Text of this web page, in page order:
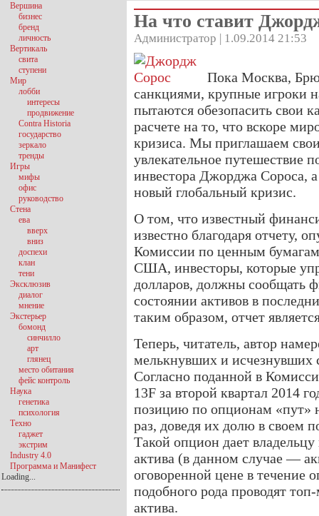
На что ставит
Администратор | 1.09.2014 21:53
Пока Москва,
санкциями, крупные игроки
пытаются обезопасить свои
расчете на то, что вскоре
кризиса. Мы приглашаем
увлекательное путешествие
инвестора Джорджа Сороса,
новый глобальный кризис.
О том, что известный
известно благодаря отчету,
Комиссии по ценным
США, инвесторы, которые
долларов, должны сообщать
состоянии активов в
таким образом, отчет
Теперь, читатель, автор
мелькнувших и исчезнувших
Согласно поданной в
13F за второй квартал 2014
позицию по опционам «пут»
раз, доведя их долю в своем
Такой опцион дает
актива (в данном случае —
оговоренной цене в течение
подобного рода проводят
актива.
Вершина
бизнес
бренд
личность
Вертикаль
свита
ступени
Мир
лобби
интересы
продвижение
Contra Historia
государство
зеркало
тренды
Игры
мифы
офис
руководство
Стена
ева
вверх
вниз
доспехи
клан
тени
Эксклюзив
диалог
мнение
Экстерьер
бомонд
синчилло
арт
глянец
место обитания
фейс контроль
Наука
генетика
психология
Техно
гаджет
экстрим
Industry 4.0
Программа и Манифест
Loading...